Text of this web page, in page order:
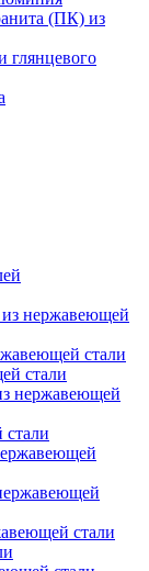
(ПК) из
глянцевого
нержавеющей
стали
стали
нержавеющей
стали